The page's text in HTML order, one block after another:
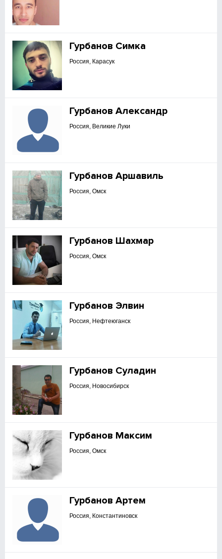
Гурбанов Симка
Россия, Карасук
Гурбанов Александр
Россия, Великие Луки
Гурбанов Аршавиль
Россия, Омск
Гурбанов Шахмар
Россия, Омск
Гурбанов Элвин
Россия, Нефтеюганск
Гурбанов Суладин
Россия, Новосибирск
Гурбанов Максим
Россия, Омск
Гурбанов Артем
Россия, Константиновск